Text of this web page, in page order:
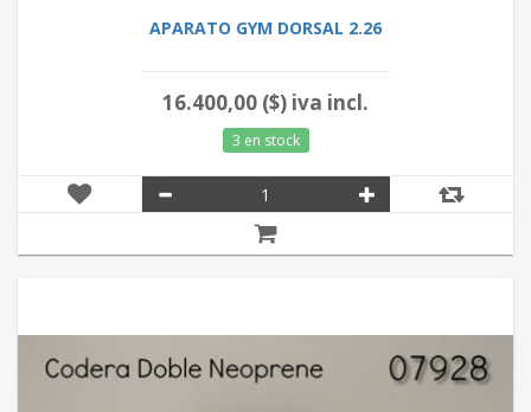
APARATO GYM DORSAL 2.26
16.400,00 ($) iva incl.
3 en stock